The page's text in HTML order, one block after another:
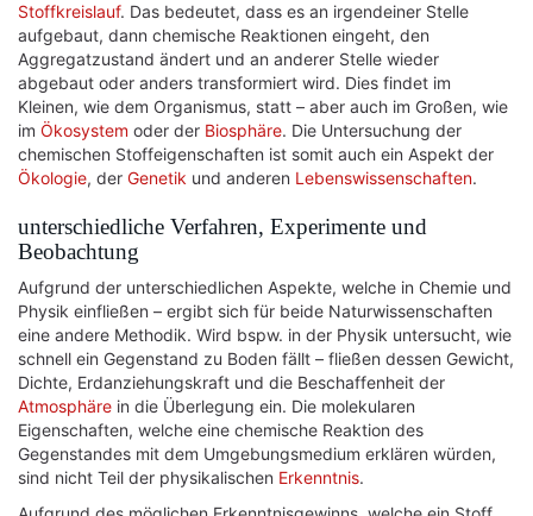
Stoffkreislauf. Das bedeutet, dass es an irgendeiner Stelle
aufgebaut, dann chemische Reaktionen eingeht, den
Aggregatzustand ändert und an anderer Stelle wieder
abgebaut oder anders transformiert wird. Dies findet im
Kleinen, wie dem Organismus, statt – aber auch im Großen, wie
im Ökosystem oder der Biosphäre. Die Untersuchung der
chemischen Stoffeigenschaften ist somit auch ein Aspekt der
Ökologie, der Genetik und anderen Lebenswissenschaften.
unterschiedliche Verfahren, Experimente und
Beobachtung
Aufgrund der unterschiedlichen Aspekte, welche in Chemie und
Physik einfließen – ergibt sich für beide Naturwissenschaften
eine andere Methodik. Wird bspw. in der Physik untersucht, wie
schnell ein Gegenstand zu Boden fällt – fließen dessen Gewicht,
Dichte, Erdanziehungskraft und die Beschaffenheit der
Atmosphäre in die Überlegung ein. Die molekularen
Eigenschaften, welche eine chemische Reaktion des
Gegenstandes mit dem Umgebungsmedium erklären würden,
sind nicht Teil der physikalischen Erkenntnis.